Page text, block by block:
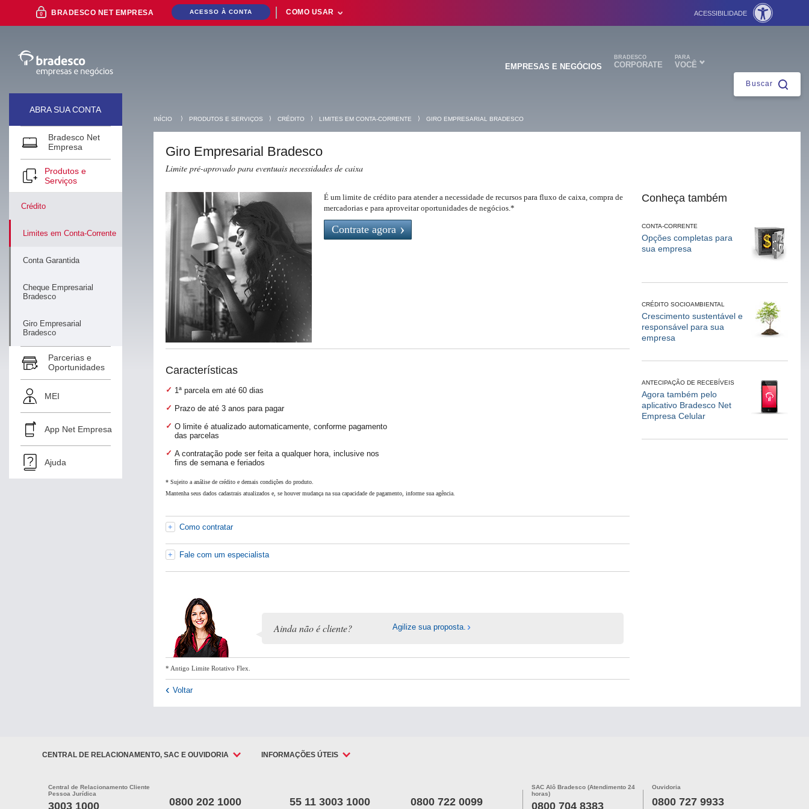
EMPRESAS E NEGÓCIOS
BRADESCO
CORPORATE
PARA
VOCÊ
Buscar
ABRA SUA CONTA
Bradesco Net
Empresa
Produtos e
Serviços
Crédito
Limites em Conta-Corrente
Conta Garantida
Cheque Empresarial
Bradesco
Giro Empresarial
Bradesco
Recebimentos
Renegociação
de dívida
Escritural
2ª Via de
Arquivo
Parcerias e
Oportunidades
MEI
App Net Empresa
Ajuda
INÍCIO ⟩ PRODUTOS E SERVIÇOS ⟩ CRÉDITO ⟩ LIMITES EM CONTA-CORRENTE ⟩ GIRO EMPRESARIAL BRADESCO
Mais buscados Giro Empresarial Bradesco
Limite pré-aprovado para eventuais necessidades de caixa
É um limite de crédito para atender a necessidade de recursos para fluxo de caixa, compra de
mercadorias e para aproveitar oportunidades de negócios.*
Contrate agora
Características
1ª parcela em até 60 dias
Prazo de até 3 anos para pagar
O limite é atualizado automaticamente, conforme pagamento
das parcelas
A contratação pode ser feita a qualquer hora, inclusive nos
fins de semana e feriados
* Sujeito a análise de crédito e demais condições do produto.
Mantenha seus dados cadastrais atualizados e, se houver mudança na sua capacidade de pagamento, informe sua agência.
Como contratar
Fale com um especialista
Ainda não é cliente? Agilize sua proposta.
* Antigo Limite Rotativo Flex.
Conheça também
CONTA-CORRENTE
Opções completas para
sua empresa
CRÉDITO SOCIOAMBIENTAL
Crescimento sustentável e
responsável para sua
empresa
ANTECIPAÇÃO DE RECEBÍVEIS
Agora também pelo
aplicativo Bradesco Net
Empresa Celular
Voltar
CENTRAL DE RELACIONAMENTO, SAC E OUVIDORIA INFORMAÇÕES ÚTEIS
Central de Relacionamento Cliente
Pessoa Jurídica
3003 1000 0800 202 1000 55 11 3003 1000 0800 722 0099
SAC Alô Bradesco (Atendimento 24
horas)
0800 704 8383
Ouvidoria
0800 727 9933
BRADESCO NET EMPRESA
Ir
para
o
para
o
Ir
a
Pesquisa
para
Rodapé
ACESSO À CONTA COMO USAR ACESSIBILIDADE